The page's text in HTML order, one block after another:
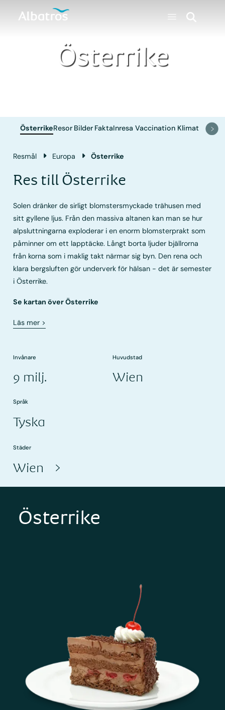
Österrike
ÖsterrikeResor Bilder FaktaInresa Vaccination Klimat
Resmål Europa Österrike
Res till Österrike
Solen dränker de sirligt blomstersmyckade trähusen med
sitt gyllene ljus. Från den massiva altanen kan man se hur
alpsluttningarna exploderar i en enorm blomsterprakt som
påminner om ett lapptäcke. Långt borta ljuder bjällrorna
från korna som i maklig takt närmar sig byn. Den rena och
klara bergsluften gör underverk för hälsan - det är semester
i Österrike.
Se kartan över Österrike
Läs mer >
Invånare
9 milj.
Huvudstad
Wien
Språk
Tyska
Städer
Wien
Österrike